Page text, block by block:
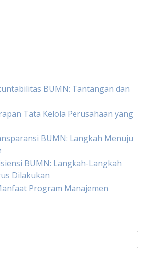
BUMN: Tantangan dan
Tata Kelola Perusahaan yang
BUMN: Langkah Menuju
BUMN: Langkah-Langkah
Dilakukan
Program Manajemen